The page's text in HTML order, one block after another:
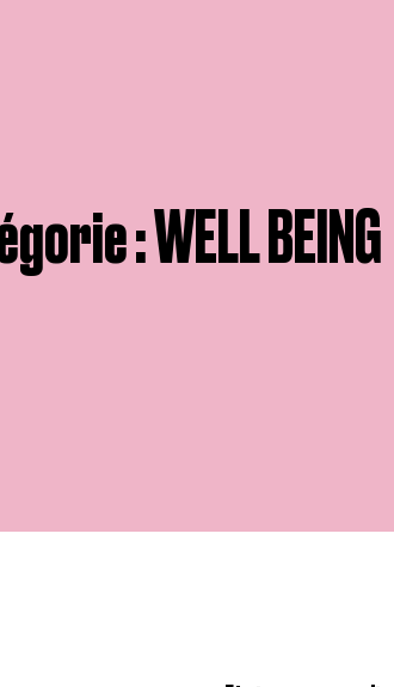
: WELL BEING